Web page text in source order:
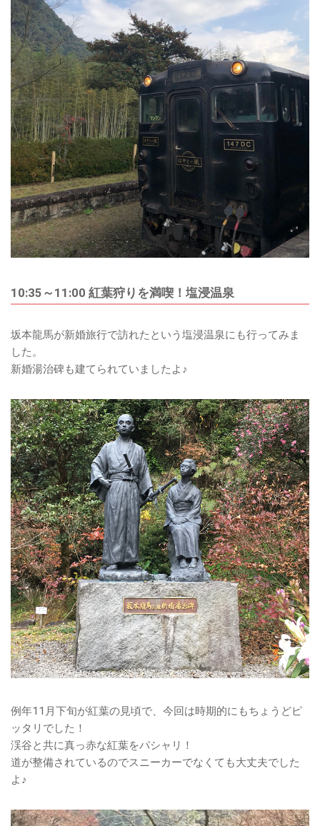
10:35～11:00 紅葉狩りを満喫！塩浸温泉
坂本龍馬が新婚旅行で訪れたという塩浸温泉にも行ってみま
した。
新婚湯治碑も建てられていましたよ♪
例年11月下旬が紅葉の見頃で、今回は時期的にもちょうどピ
ッタリでした！
渓谷と共に真っ赤な紅葉をパシャリ！
道が整備されているのでスニーカーでなくても大丈夫でした
よ♪